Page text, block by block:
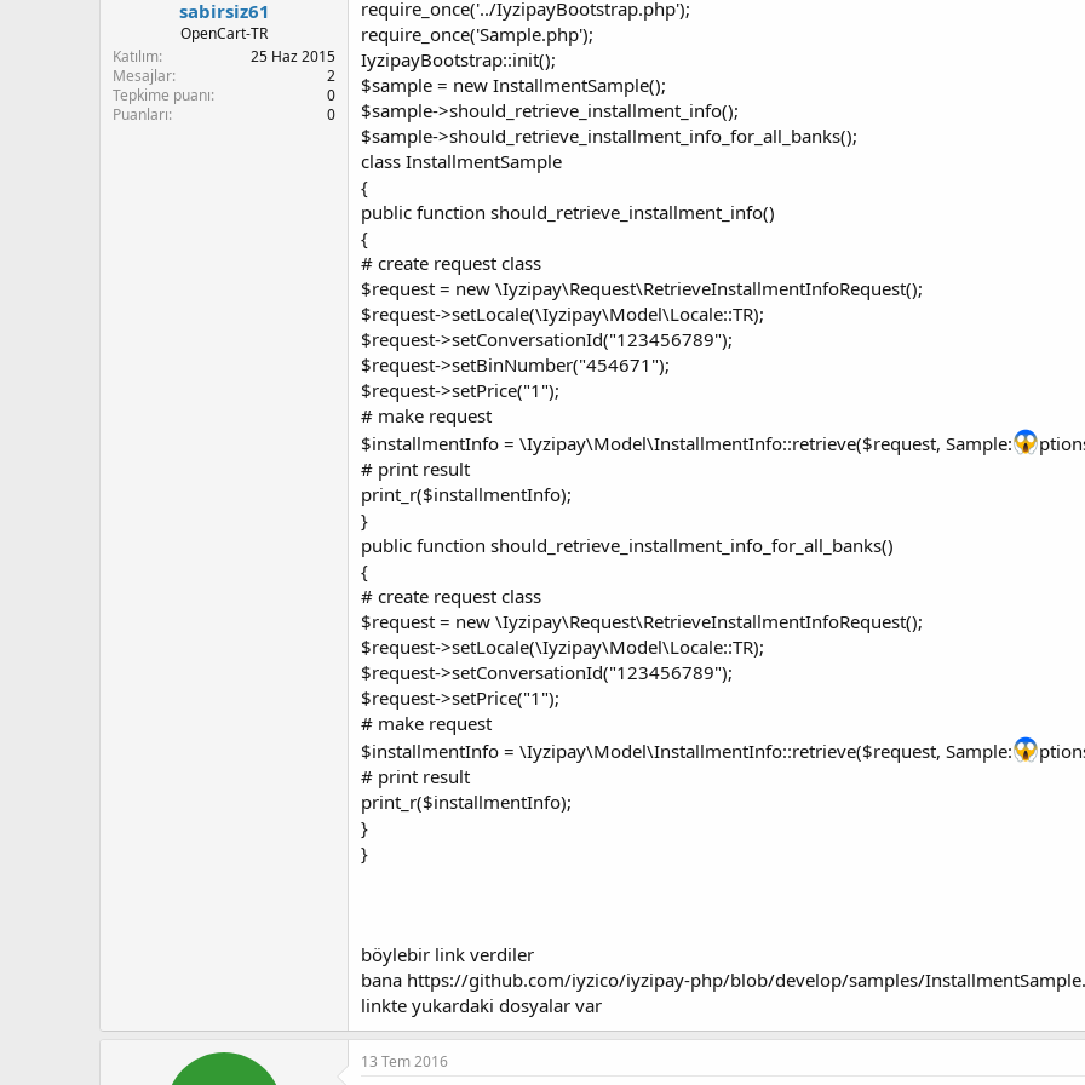
sabirsiz61
OpenCart-TR
Katılım
25 Haz 2015
Mesajlar
2
Tepkime puanı
0
Puanları
0
require_once('../IyzipayBootstrap.php');
require_once('Sample.php');
IyzipayBootstrap::init();
$sample = new InstallmentSample();
$sample->should_retrieve_installment_info();
$sample->should_retrieve_installment_info_for_all_banks();
class InstallmentSample
{
public function should_retrieve_installment_info()
{
# create request class
$request = new \Iyzipay\Request\RetrieveInstallmentInfoRequest();
$request->setLocale(\Iyzipay\Model\Locale::TR);
$request->setConversationId("123456789");
$request->setBinNumber("454671");
$request->setPrice("1");
# make request
$installmentInfo = \Iyzipay\Model\InstallmentInfo::retrieve($request, Sample:
# print result
print_r($installmentInfo);
}
public function should_retrieve_installment_info_for_all_banks()
{
# create request class
$request = new \Iyzipay\Request\RetrieveInstallmentInfoRequest();
$request->setLocale(\Iyzipay\Model\Locale::TR);
$request->setConversationId("123456789");
$request->setPrice("1");
# make request
$installmentInfo = \Iyzipay\Model\InstallmentInfo::retrieve($request, Sample:
# print result
print_r($installmentInfo);
}
}
böylebir link verdiler
bana https://github.com/iyzico/iyzipay-php/blob/develop/samples/
linkte yukardaki dosyalar var
13 Tem 2016